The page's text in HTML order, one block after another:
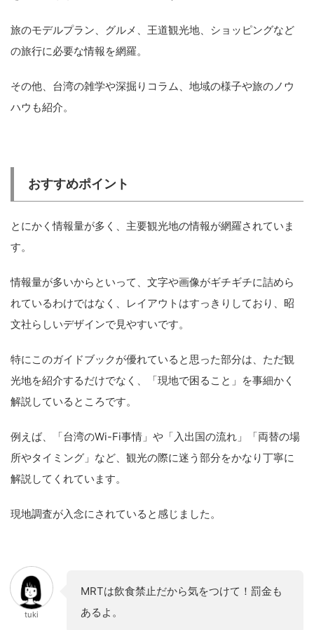
旅のモデルプラン、グルメ、王道観光地、ショッピングなど
の旅行に必要な情報を網羅。
その他、台湾の雑学や深掘りコラム、地域の様子や旅のノウ
ハウも紹介。
おすすめポイント
とにかく情報量が多く、主要観光地の情報が網羅されていま
す。
情報量が多いからといって、文字や画像がギチギチに詰めら
れているわけではなく、レイアウトはすっきりしており、昭
文社らしいデザインで見やすいです。
特にこのガイドブックが優れていると思った部分は、ただ観
光地を紹介するだけでなく、「現地で困ること」を事細かく
解説しているところです。
例えば、「台湾のWi-Fi事情」や「入出国の流れ」「両替の場
所やタイミング」など、観光の際に迷う部分をかなり丁寧に
解説してくれています。
現地調査が入念にされていると感じました。
tuki
MRTは飲食禁止だから気をつけて！罰金も
あるよ。